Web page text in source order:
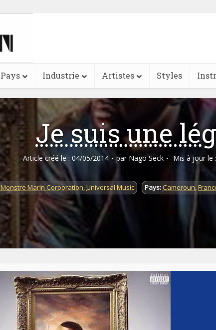
Pays Industrie Artistes Styles
Je suis une
Article créé le : 04/05/2014 par Nago Seck Mis à jour le
Monstre Marin Corporation,Universal Music Pays:Cameroun,